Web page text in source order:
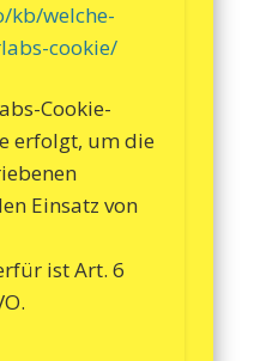
kb/welche-
cookie/
Cookie-
erfolgt, um die
Einsatz von
ist Art. 6